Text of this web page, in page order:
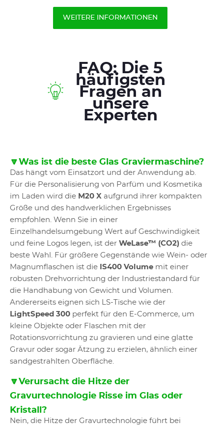
WEITERE INFORMATIONEN
FAQ: Die 5
häufigsten
Fragen an
unsere
Experten
🔽Was ist die beste Glas Graviermaschine?
Das hängt vom Einsatzort und der Anwendung ab.
Für die Personalisierung von Parfüm und Kosmetika
im Laden wird die M20 X aufgrund ihrer kompakten
Größe und des handwerklichen Ergebnisses
empfohlen. Wenn Sie in einer
Einzelhandelsumgebung Wert auf Geschwindigkeit
und feine Logos legen, ist der WeLase™ (CO2) die
beste Wahl. Für größere Gegenstände wie Wein- oder
Magnumflaschen ist die IS400 Volume mit einer
robusten Drehvorrichtung der Industriestandard für
die Handhabung von Gewicht und Volumen.
Andererseits eignen sich LS-Tische wie der
LightSpeed 300 perfekt für den E-Commerce, um
kleine Objekte oder Flaschen mit der
Rotationsvorrichtung zu gravieren und eine glatte
Gravur oder sogar Ätzung zu erzielen, ähnlich einer
sandgestrahlten Oberfläche.
🔽Verursacht die Hitze der
Gravurtechnologie Risse im Glas oder
Kristall?
Nein, die Hitze der Gravurtechnologie führt bei